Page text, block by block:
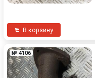
В корзину
№ 4106